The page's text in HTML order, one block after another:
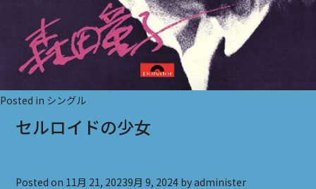
Posted in シングル
セルロイドの少女
Posted on 11月 21, 20239月 9, 2024 byadminister